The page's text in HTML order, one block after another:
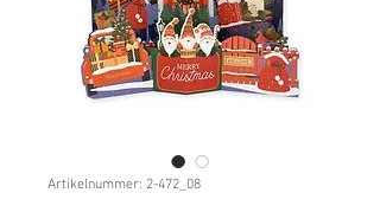
Artikelnummer: 2-472_08